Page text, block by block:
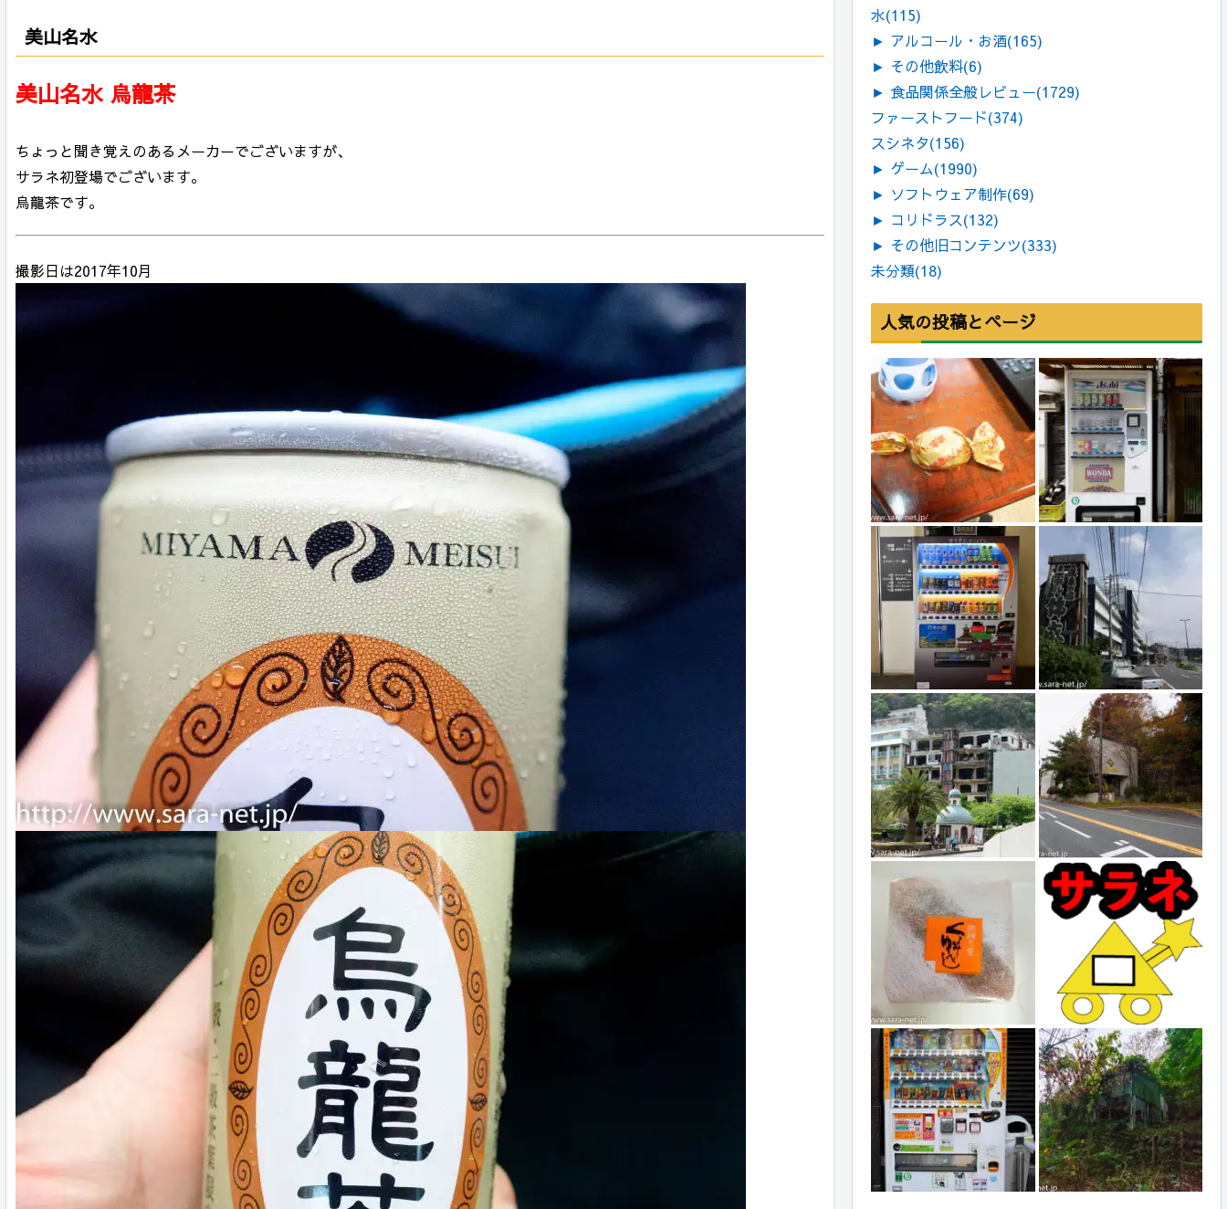
美山名水
美山名水 烏龍茶
ちょっと聞き覚えのあるメーカーでございますが、
サラネ初登場でございます。
烏龍茶です。
撮影日は2017年10月
水(115)
► アルコール・お酒(165)
► その他飲料(6)
► 食品関係全般レビュー(1729)
ファーストフード(374)
スシネタ(156)
► ゲーム(1990)
► ソフトウェア制作(69)
► コリドラス(132)
► その他旧コンテンツ(333)
未分類(18)
人気の投稿とページ